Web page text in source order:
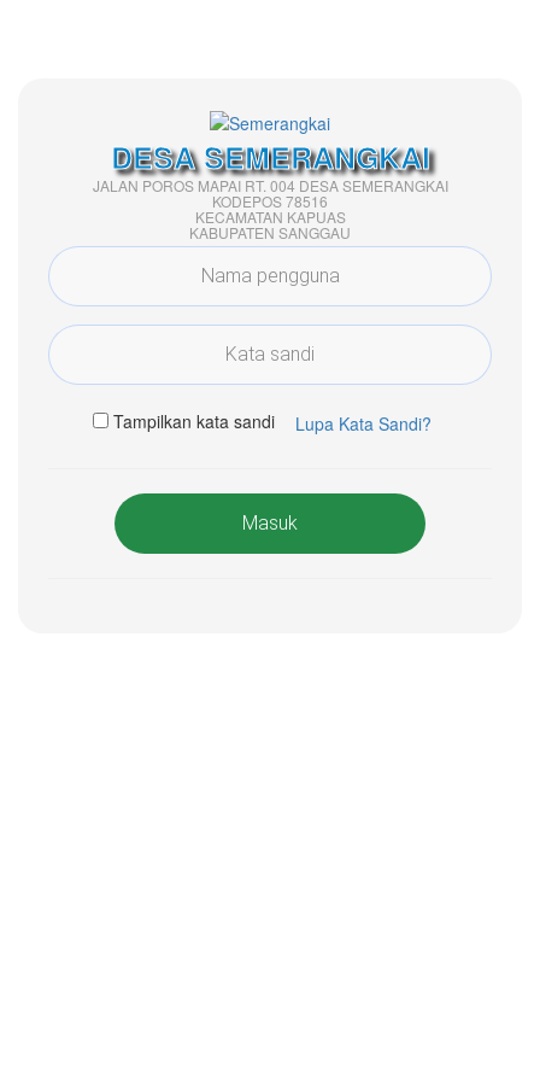
DESA SEMERANGKAI
JALAN POROS MAPAI RT. 004 DESA SEMERANGKAI
KODEPOS 78516
KECAMATAN KAPUAS
KABUPATEN SANGGAU
Tampilkan kata sandi Lupa Kata Sandi?
Masuk